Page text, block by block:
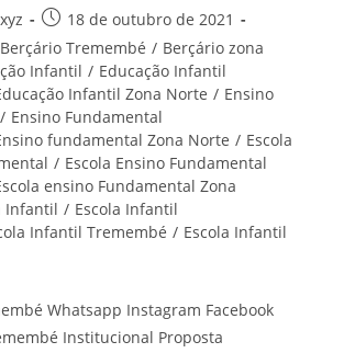
Post
publicado:
18 de outubro de 2021
Berçário Tremembé / Berçário zona
Infantil / Educação Infantil
Infantil Zona Norte / Ensino
/ Ensino Fundamental
fundamental Zona Norte / Escola
/ Escola Ensino Fundamental
ensino Fundamental Zona
Infantil / Escola Infantil
Infantil Tremembé / Escola Infantil
Whatsapp Instagram Facebook
Institucional Proposta